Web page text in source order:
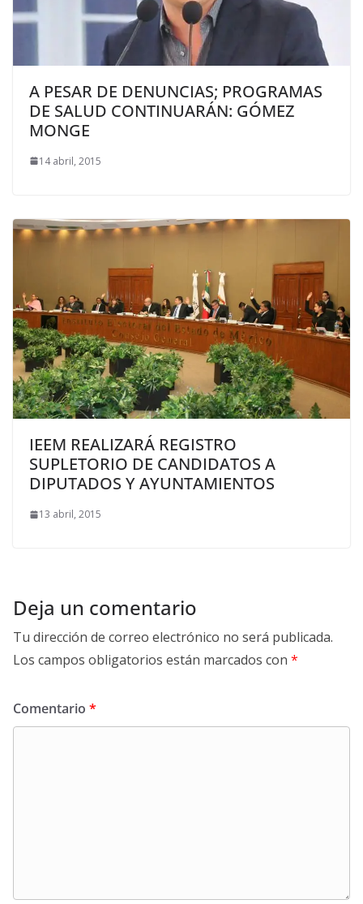
A PESAR DE DENUNCIAS; PROGRAMAS
DE SALUD CONTINUARÁN: GÓMEZ
MONGE
14 abril, 2015
IEEM REALIZARÁ REGISTRO
SUPLETORIO DE CANDIDATOS A
DIPUTADOS Y AYUNTAMIENTOS
13 abril, 2015
Deja un comentario
Tu dirección de correo electrónico no será publicada.
Los campos obligatorios están marcados con *
Comentario *